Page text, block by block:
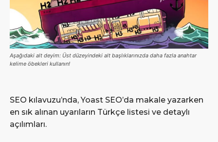
Aşağıdaki alt deyim: Üst düzeyindeki alt başlıklarınızda daha fazla anahtar
kelime öbekleri kullanın!
SEO kılavuzu’nda, Yoast SEO’da makale yazarken
en sık alınan uyarıların Türkçe listesi ve detaylı
açılımları.